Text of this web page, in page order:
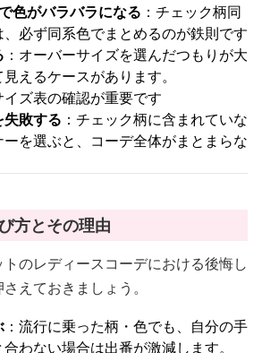
色がバラバラになる ：チェック柄同
必ず同系色でまとめるのが鉄則です
：オーバーサイズを選んだつもりが大
えるケースがあります。
ズ表の確認が重要です
敗する ：チェック柄に含まれていな
を選ぶと、コーデ全体がまとまらな
方とその理由
のレディースコーデにおける後悔し
えておきましょう。
：流行に乗った柄・色でも、自分の手
わない場合は出番が激減します。